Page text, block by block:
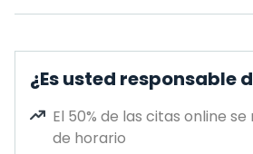
¿Es usted responsable
El 50% de las citas online
de horario